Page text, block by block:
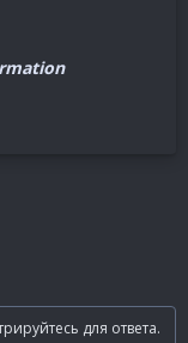
для ответа.